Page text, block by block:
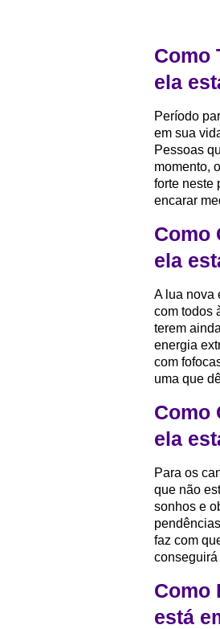
Como
ela
Período
em sua
Pessoas
momento,
forte neste
encarar
Como
ela
A lua nova
com todos
terem
energia
com
uma que
Como
ela
Para os
que não
sonhos e
faz com
conseguirá
Como
está